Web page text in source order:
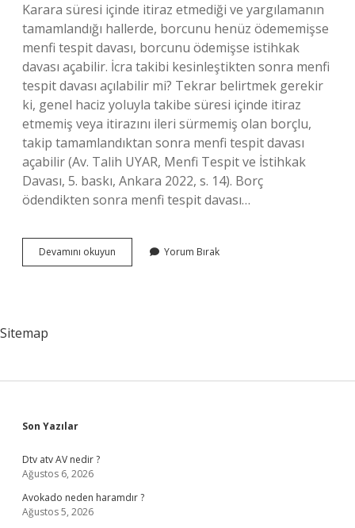
Karara süresi içinde itiraz etmediği ve yargılamanın
tamamlandığı hallerde, borcunu henüz ödememişse
menfi tespit davası, borcunu ödemişse istihkak
davası açabilir. İcra takibi kesinleştikten sonra menfi
tespit davası açılabilir mi? Tekrar belirtmek gerekir
ki, genel haciz yoluyla takibe süresi içinde itiraz
etmemiş veya itirazını ileri sürmemiş olan borçlu,
takip tamamlandıktan sonra menfi tespit davası
açabilir (Av. Talih UYAR, Menfi Tespit ve İstihkak
Davası, 5. baskı, Ankara 2022, s. 14). Borç
ödendikten sonra menfi tespit davası…
Devamını okuyun
Takibine
Mi
Yorum Bırak
Sitemap
Sidebar
Son Yazılar
Dtv atv AV nedir ?
Ağustos 6, 2026
Avokado neden haramdır ?
Ağustos 5, 2026